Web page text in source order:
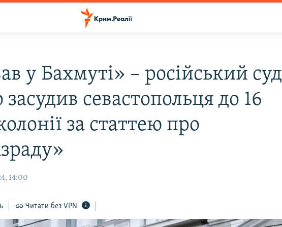
у Бахмуті» – російський суд
засудив севастопольця до 16
за статтею про
14:00
Читати без VPN